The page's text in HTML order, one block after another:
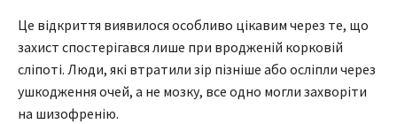
Це відкриття виявилося особливо цікавим через те, що
захист спостерігався лише при вродженій корковій
сліпоті. Люди, які втратили зір пізніше або осліпли через
ушкодження очей, а не мозку, все одно могли захворіти
на шизофренію.